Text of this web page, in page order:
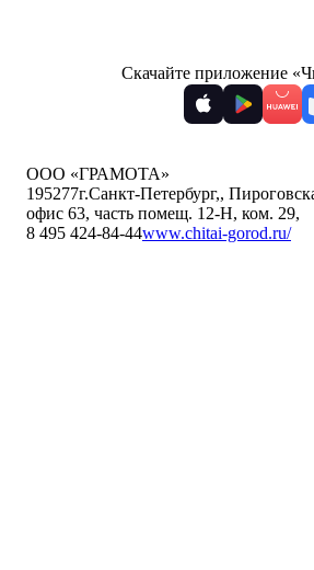
Скачайте приложение
ООО «ГРАМОТА»
195277г.Санкт-Петербург,,
офис 63, часть помещ. 12-Н, ком. 29,
8 495 424-84-44www.chitai-gorod.ru/